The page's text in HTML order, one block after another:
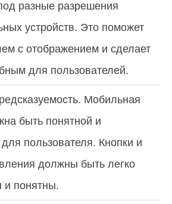
разные разрешения
устройств. Это поможет
с отображением и сделает
для пользователей.
Мобильная
быть понятной и
пользователя. Кнопки и
должны быть легко
и понятны.